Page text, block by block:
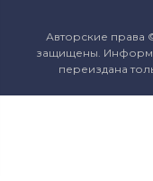
Авторские права
защищены.
переиздана